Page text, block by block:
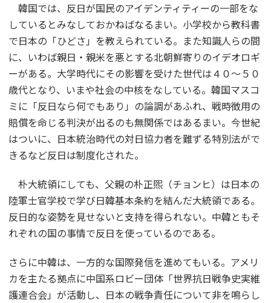
韓国では、反日が国民のアイデンティティーの一部をな
しているとみなしておかねばなるまい。小学校から教科書
で日本の「ひどさ」を教えられている。また知識人らの間
に、いわば親日・親米を悪とする北朝鮮寄りのイデオロギ
ーがある。大学時代にその影響を受けた世代は４０～５０
歳代となり、いまや社会の中核をなしている。韓国マスコ
ミに「反日なら何でもあり」の論調があふれ、戦時徴用の
賠償を命じる判決が出るのも無関係ではあるまい。今世紀
はついに、日本統治時代の対日協力者を難ずる特別法がで
きるなど反日は制度化された。
朴大統領にしても、父親の朴正煕（チョンヒ）は日本の
陸軍士官学校で学び日韓基本条約を結んだ大統領である。
反日的な姿勢を見せないと支持を得られない。中韓ともそ
れぞれの国の事情で反日を使っているのである。
さらに中韓は、一方的な国際発信を進めてもいる。アメリ
カを主たる拠点に中国系ロビー団体「世界抗日戦争史実維
護連合会」が活動し、日本の戦争責任について非を鳴らし